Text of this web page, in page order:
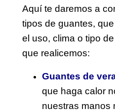
Aquí te daremos a
tipos de guantes,
el uso, clima o tipo
que realicemos:
Guantes de
que haga calor
nuestras manos